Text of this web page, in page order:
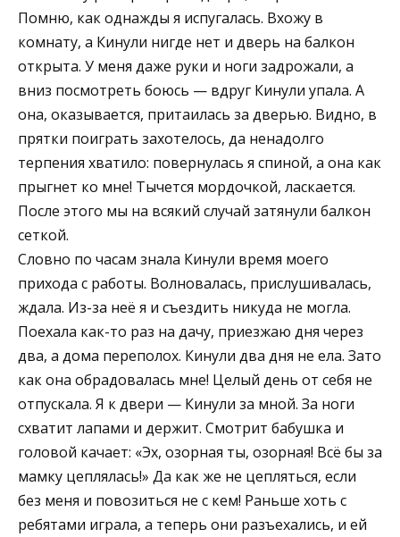
Помню, как однажды я испугалась. Вхожу в
комнату, а Кинули нигде нет и дверь на балкон
открыта. У меня даже руки и ноги задрожали, а
вниз посмотреть боюсь — вдруг Кинули упала. А
она, оказывается, притаилась за дверью. Видно, в
прятки поиграть захотелось, да ненадолго
терпения хватило: повернулась я спиной, а она как
прыгнет ко мне! Тычется мордочкой, ласкается.
После этого мы на всякий случай затянули балкон
сеткой.
Словно по часам знала Кинули время моего
прихода с работы. Волновалась, прислушивалась,
ждала. Из-за неё я и съездить никуда не могла.
Поехала как-то раз на дачу, приезжаю дня через
два, а дома переполох. Кинули два дня не ела. Зато
как она обрадовалась мне! Целый день от себя не
отпускала. Я к двери — Кинули за мной. За ноги
схватит лапами и держит. Смотрит бабушка и
головой качает: «Эх, озорная ты, озорная! Всё бы за
мамку цеплялась!» Да как же не цепляться, если
без меня и повозиться не с кем! Раньше хоть с
ребятами играла, а теперь они разъехались, и ей